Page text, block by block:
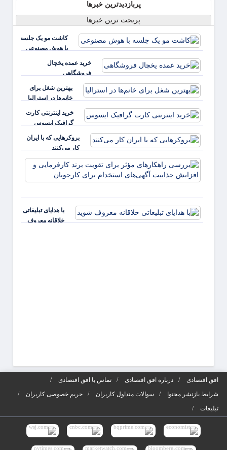
پربازدیدترین خبرها
پربحث ترین خبرها
کاشت مو یک جلسه
با هوش مصنوعی
خرید عمده یخچال
فروشگاهی
بهترین شغل برای
خانم‌ها در استرالیا
خرید اینترنتی کارت
گرافیک ایسوس
بروکرهایی‌ که با ایران
کار می‌کنند
با هدایای تبلیغاتی
خلاقانه معروف
افق اقتصادی درباره افق اقتصادی
تماس با افق اقتصادی
شرایط بازنشر محتوا
سوالات متداول کاربران
حریم خصوصی کاربران
تبلیغات